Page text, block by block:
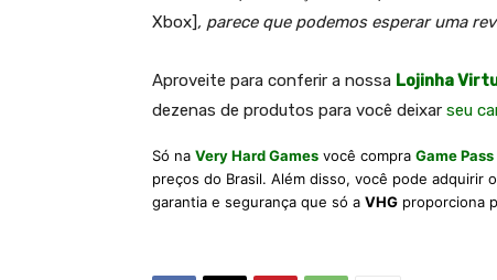
Xbox], parece que podemos esperar uma
Aproveite para conferir a nossa Lojinha
dezenas de produtos para você deixar seu
Só na Very Hard Games você compra Game
preços do Brasil. Além disso, você pode adquirir
garantia e segurança que só a VHG proporciona